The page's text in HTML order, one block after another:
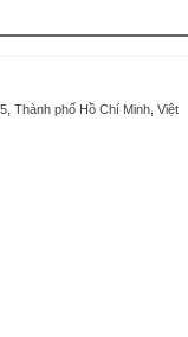
Thành phố Hồ Chí Minh, Việt